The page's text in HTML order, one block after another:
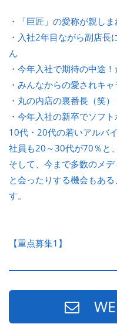
・「巨匠」の愛称が親し
・入社2年目ながら副店長
ん
・今年入社で期待の中途
・みんなからの愛されキ
・丸の内店の裏番長（笑
・今年入社の新卒でソフ
10代・20代の若いアルバ
社員も20～30代が70％と
そして、今まで多数のメ
と会ったりする機会もあ
す。
【重点募集1】